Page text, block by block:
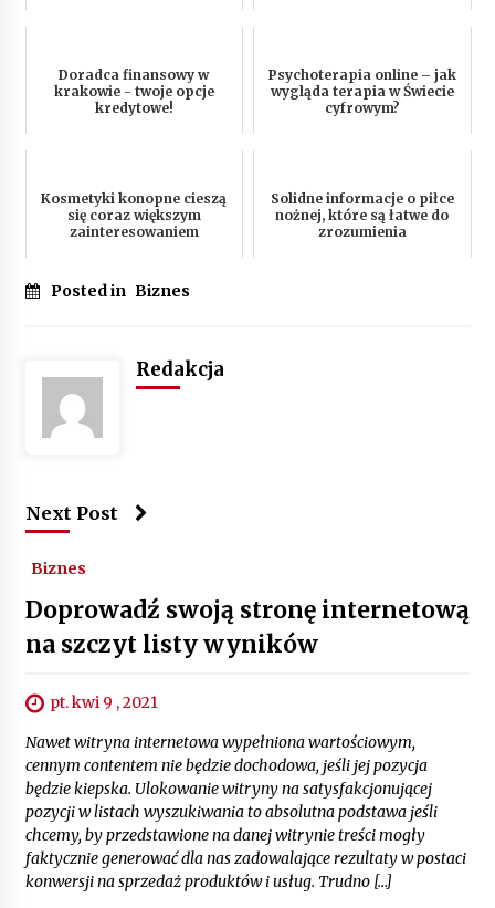
Doradca finansowy w
krakowie - twoje opcje
kredytowe!
Psychoterapia online – jak
wygląda terapia w Świecie
cyfrowym?
Kosmetyki konopne cieszą
się coraz większym
zainteresowaniem
Solidne informacje o piłce
nożnej, które są łatwe do
zrozumienia
Posted in Biznes
Redakcja
Next Post
Biznes
Doprowadź swoją stronę internetową
na szczyt listy wyników
pt. kwi 9 , 2021
Nawet witryna internetowa wypełniona wartościowym,
cennym contentem nie będzie dochodowa, jeśli jej pozycja
będzie kiepska. Ulokowanie witryny na satysfakcjonującej
pozycji w listach wyszukiwania to absolutna podstawa jeśli
chcemy, by przedstawione na danej witrynie treści mogły
faktycznie generować dla nas zadowalające rezultaty w postaci
konwersji na sprzedaż produktów i usług. Trudno […]